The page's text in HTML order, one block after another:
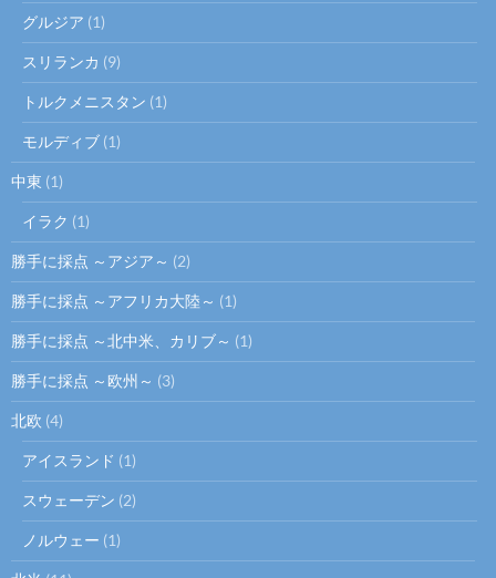
グルジア (1)
スリランカ (9)
トルクメニスタン (1)
モルディブ (1)
中東 (1)
イラク (1)
勝手に採点 ～アジア～ (2)
勝手に採点 ～アフリカ大陸～ (1)
勝手に採点 ～北中米、カリブ～ (1)
勝手に採点 ～欧州～ (3)
北欧 (4)
アイスランド (1)
スウェーデン (2)
ノルウェー (1)